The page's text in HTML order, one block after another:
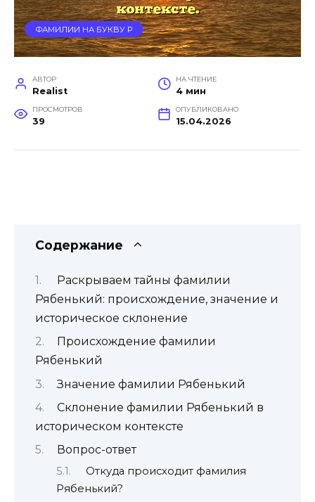
ФАМИЛИИ НА БУКВУ Р
АВТОР
Realist
НА ЧТЕНИЕ
4 мин
ПРОСМОТРОВ
39
ОПУБЛИКОВАНО
15.04.2026
Содержание
Раскрываем тайны фамилии
Рябенький: происхождение, значение и
историческое склонение
Происхождение фамилии
Рябенький
Значение фамилии Рябенький
Склонение фамилии Рябенький в
историческом контексте
Вопрос-ответ
Откуда происходит фамилия
Рябенький?